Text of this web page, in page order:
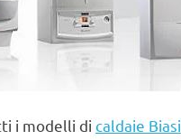
i modelli di caldaie Biasi